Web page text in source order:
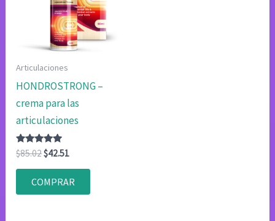
Articulaciones
HONDROSTRONG –
crema para las
articulaciones
Valorado
con
4.75
de 5
$85.02El
original
era:
$42.51El
actual
es:
COMPRAR